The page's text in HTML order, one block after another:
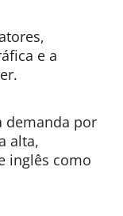
e a
demanda por
alta,
inglês como